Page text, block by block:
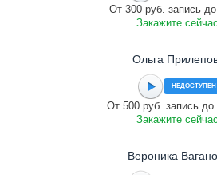
От 300 руб. запись
Закажите
Ольга
НЕДОСТУПЕН
От 500 руб. запись до
Закажите
Вероника